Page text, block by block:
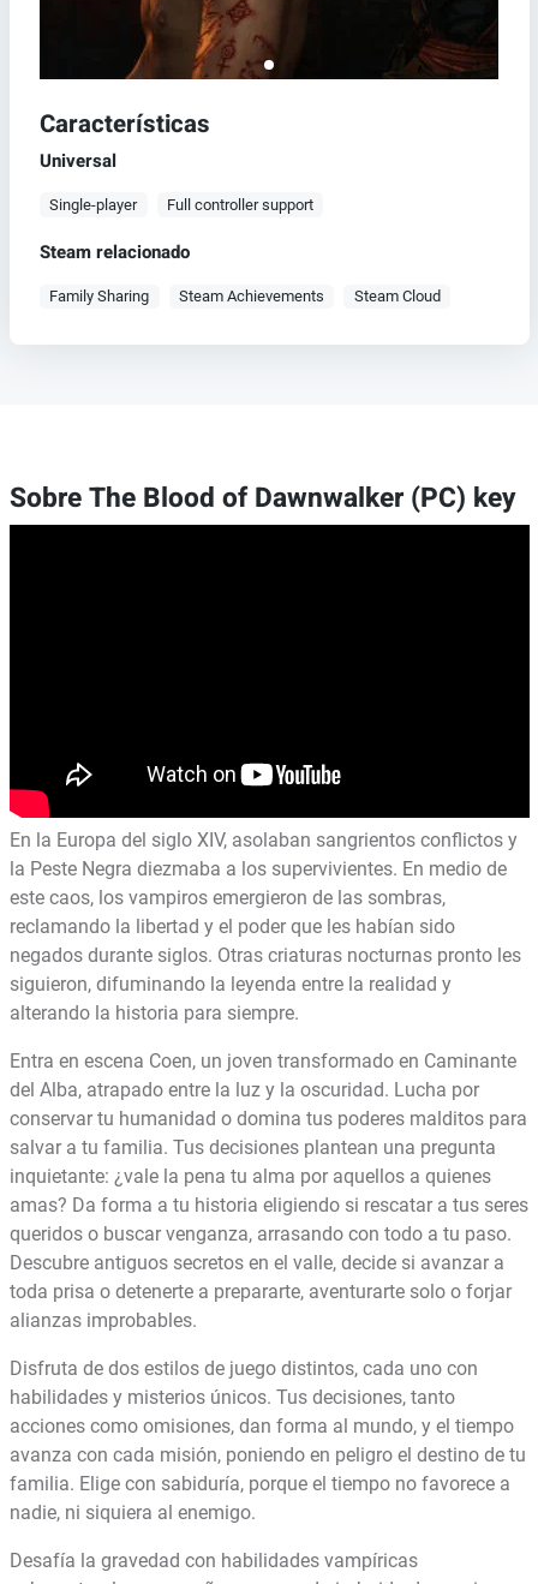
Características
Universal
Single-player Full controller support
Steam relacionado
Family Sharing Steam Achievements Steam Cloud
Sobre The Blood of Dawnwalker (PC) key
En la Europa del siglo XIV, asolaban sangrientos conflictos y
la Peste Negra diezmaba a los supervivientes. En medio de
este caos, los vampiros emergieron de las sombras,
reclamando la libertad y el poder que les habían sido
negados durante siglos. Otras criaturas nocturnas pronto les
siguieron, difuminando la leyenda entre la realidad y
alterando la historia para siempre.
Entra en escena Coen, un joven transformado en Caminante
del Alba, atrapado entre la luz y la oscuridad. Lucha por
conservar tu humanidad o domina tus poderes malditos para
salvar a tu familia. Tus decisiones plantean una pregunta
inquietante: ¿vale la pena tu alma por aquellos a quienes
amas? Da forma a tu historia eligiendo si rescatar a tus seres
queridos o buscar venganza, arrasando con todo a tu paso.
Descubre antiguos secretos en el valle, decide si avanzar a
toda prisa o detenerte a prepararte, aventurarte solo o forjar
alianzas improbables.
Disfruta de dos estilos de juego distintos, cada uno con
habilidades y misterios únicos. Tus decisiones, tanto
acciones como omisiones, dan forma al mundo, y el tiempo
avanza con cada misión, poniendo en peligro el destino de tu
familia. Elige con sabiduría, porque el tiempo no favorece a
nadie, ni siquiera al enemigo.
Desafía la gravedad con habilidades vampíricas